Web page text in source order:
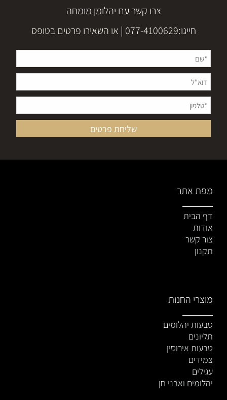
צרו קשר עם יהלומן מומחה
חייגו:077-4100629 | או השאירו פרטים בטופס
מפת אתר
דף הבית
אודות
צור קשר
תקנון
מוצרי החנות
טבעות יהלומים
תליונים
טבעות אירוסין
צמידים
עגילים
יהלומים ואבני חן